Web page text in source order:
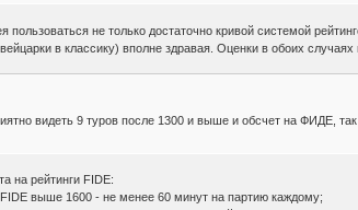
не только достаточно кривой системой
в классику) вполне здравая. Оценки в обоих
видеть 9 туров после 1300 и выше и обсчет на ФИДЕ,
на рейтинги FIDE:
FIDE выше 1600 - не менее 60 минут на партию каждому;